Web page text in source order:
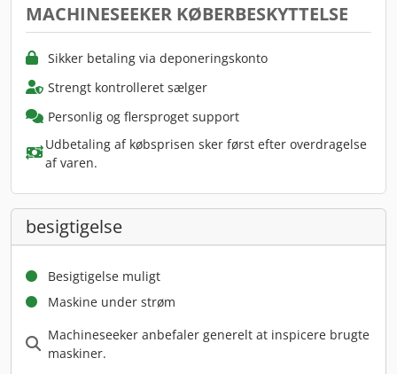
MACHINESEEKER KØBERBESKYTTELSE
Sikker betaling via deponeringskonto
Strengt kontrolleret sælger
Personlig og flersproget support
Udbetaling af købsprisen sker først efter overdragelse
af varen.
besigtigelse
Besigtigelse muligt
Maskine under strøm
Machineseeker anbefaler generelt at inspicere brugte
maskiner.